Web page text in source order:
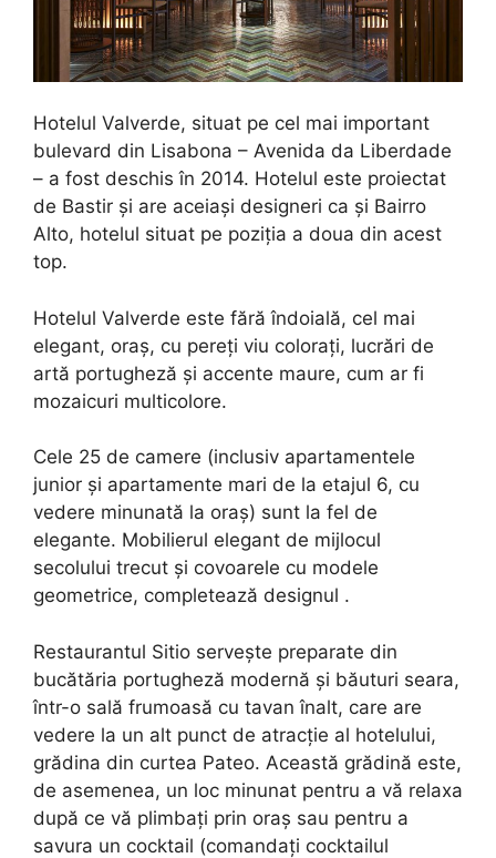
Hotelul Valverde, situat pe cel mai important
bulevard din Lisabona – Avenida da Liberdade
– a fost deschis în 2014. Hotelul este proiectat
de Bastir și are aceiași designeri ca și Bairro
Alto, hotelul situat pe poziția a doua din acest
top.
Hotelul Valverde este fără îndoială, cel mai
elegant, oraș, cu pereți viu colorați, lucrări de
artă portugheză și accente maure, cum ar fi
mozaicuri multicolore.
Cele 25 de camere (inclusiv apartamentele
junior și apartamente mari de la etajul 6, cu
vedere minunată la oraș) sunt la fel de
elegante. Mobilierul elegant de mijlocul
secolului trecut și covoarele cu modele
geometrice, completează designul .
Restaurantul Sitio servește preparate din
bucătăria portugheză modernă și băuturi seara,
într-o sală frumoasă cu tavan înalt, care are
vedere la un alt punct de atracție al hotelului,
grădina din curtea Pateo. Această grădină este,
de asemenea, un loc minunat pentru a vă relaxa
după ce vă plimbați prin oraș sau pentru a
savura un cocktail (comandați cocktailul